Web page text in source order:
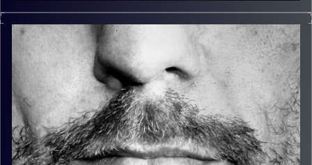
זיפים, מוזיקה מחוספסת של הופעות חיות. הרבה ג'אם, רוק,
בלוז, bluegrass, ג'אז, Fאנק, פרוגרסיב ואפילו אלקטרוניקה.
כל מה שחי, אמיתי ונושם.
עם שמוליק רגב.
קרדיט תמונות: David Goehring